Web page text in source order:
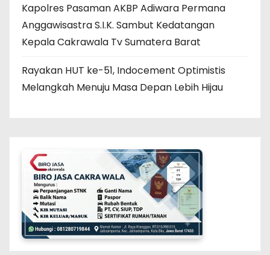
Kapolres Pasaman AKBP Adiwara Permana
Anggawisastra S.I.K. Sambut Kedatangan
Kepala Cakrawala Tv Sumatera Barat
Rayakan HUT ke-51, Indocement Optimistis
Melangkah Menuju Masa Depan Lebih Hijau